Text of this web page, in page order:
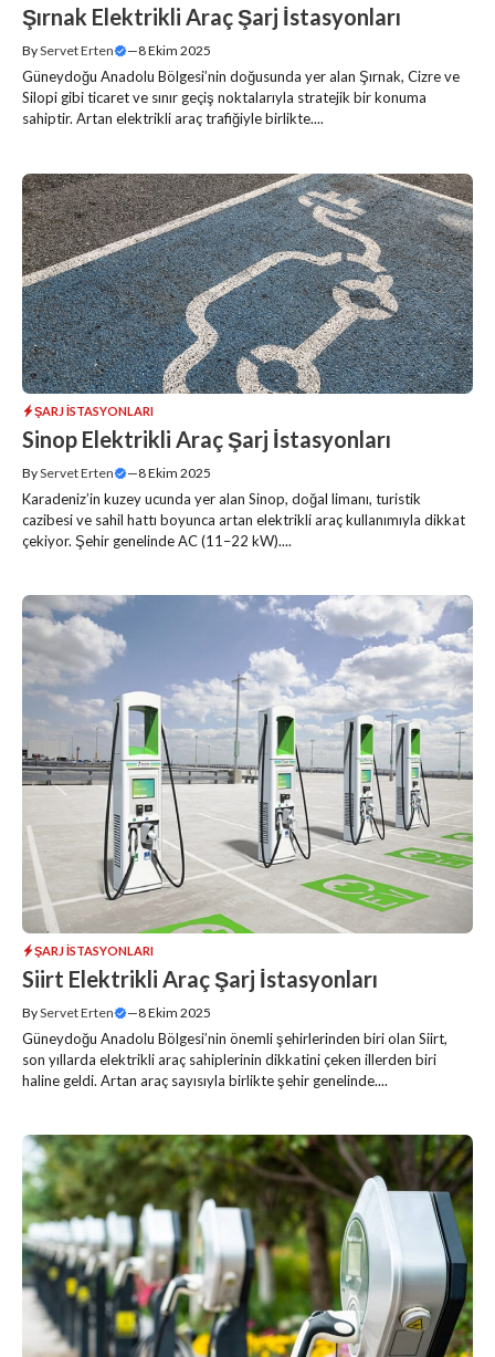
Şırnak Elektrikli Araç Şarj İstasyonları
ByServet Erten —8 Ekim 2025
Güneydoğu Anadolu Bölgesi’nin doğusunda yer alan Şırnak, Cizre ve
Silopi gibi ticaret ve sınır geçiş noktalarıyla stratejik bir konuma
sahiptir. Artan elektrikli araç trafiğiyle birlikte....
ŞARJ İSTASYONLARI
Sinop Elektrikli Araç Şarj İstasyonları
ByServet Erten —8 Ekim 2025
Karadeniz’in kuzey ucunda yer alan Sinop, doğal limanı, turistik
cazibesi ve sahil hattı boyunca artan elektrikli araç kullanımıyla dikkat
çekiyor. Şehir genelinde AC (11–22 kW)....
ŞARJ İSTASYONLARI
Siirt Elektrikli Araç Şarj İstasyonları
ByServet Erten —8 Ekim 2025
Güneydoğu Anadolu Bölgesi’nin önemli şehirlerinden biri olan Siirt,
son yıllarda elektrikli araç sahiplerinin dikkatini çeken illerden biri
haline geldi. Artan araç sayısıyla birlikte şehir genelinde....